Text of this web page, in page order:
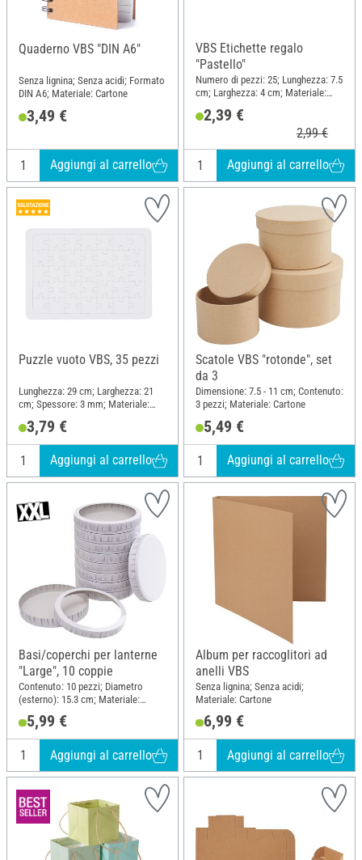
Quaderno VBS "DIN A6"
Senza lignina; Senza acidi; Formato
DIN A6; Materiale: Cartone
3,49 €
Aggiungi al carrello
VBS Etichette regalo
"Pastello"
Numero di pezzi: 25; Lunghezza: 7.5
cm; Larghezza: 4 cm; Materiale:
2,39 €
2,99 €
Aggiungi al carrello
Puzzle vuoto VBS, 35 pezzi
Lunghezza: 29 cm; Larghezza: 21
cm; Spessore: 3 mm; Materiale:
3,79 €
Aggiungi al carrello
Scatole VBS "rotonde", set
da 3
Dimensione: 7.5 - 11 cm; Contenuto:
3 pezzi; Materiale: Cartone
5,49 €
Aggiungi al carrello
Basi/coperchi per lanterne
"Large", 10 coppie
Contenuto: 10 pezzi; Diametro
(esterno): 15.3 cm; Materiale:
Cartone
5,99 €
Aggiungi al carrello
Album per raccoglitori ad
anelli VBS
Senza lignina; Senza acidi;
Materiale: Cartone
6,99 €
Aggiungi al carrello